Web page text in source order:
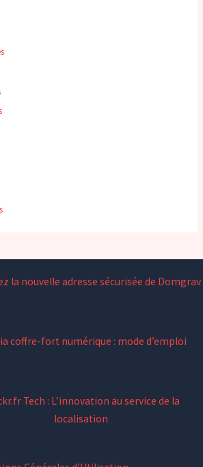
la nouvelle adresse sécurisée de Domgrav
coffre-fort numérique : mode d’emploi
Tech : L’innovation au service de la
localisation